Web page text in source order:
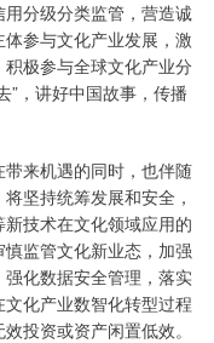
分级分类监管，营造诚
参与文化产业发展，激
极参与全球文化产业分
”，讲好中国故事，传播
来机遇的同时，也伴随
坚持统筹发展和安全，
技术在文化领域应用的
监管文化新业态，加强
化数据安全管理，落实
化产业数智化转型过程
投资或资产闲置低效。